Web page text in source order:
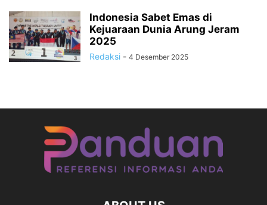
Indonesia Sabet Emas di
Kejuaraan Dunia Arung Jeram
2025
Redaksi - 4 Desember 2025